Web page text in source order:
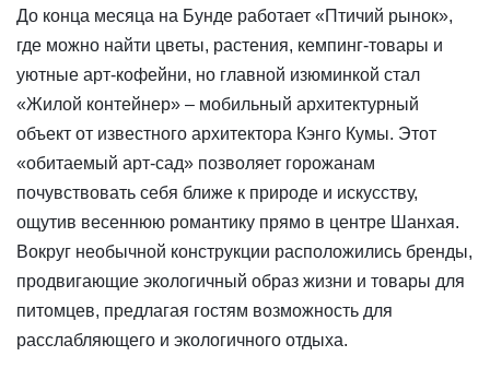
До конца месяца на Бунде работает «Птичий рынок»,
где можно найти цветы, растения, кемпинг-товары и
уютные арт-кофейни, но главной изюминкой стал
«Жилой контейнер» – мобильный архитектурный
объект от известного архитектора Кэнго Кумы. Этот
«обитаемый арт-сад» позволяет горожанам
почувствовать себя ближе к природе и искусству,
ощутив весеннюю романтику прямо в центре Шанхая.
Вокруг необычной конструкции расположились бренды,
продвигающие экологичный образ жизни и товары для
питомцев, предлагая гостям возможность для
расслабляющего и экологичного отдыха.